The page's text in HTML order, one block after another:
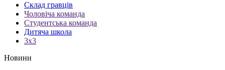
Склад гравців
Чоловіча команда
Студентська команда
Дитяча школа
3х3
Новини